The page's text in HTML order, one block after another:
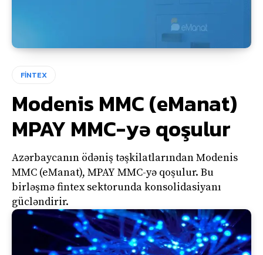
FİNTEX
Modenis MMC (eManat)
MPAY MMC-yə qoşulur
Azərbaycanın ödəniş təşkilatlarından Modenis
MMC (eManat), MPAY MMC-yə qoşulur. Bu
birləşmə fintex sektorunda konsolidasiyanı
gücləndirir.